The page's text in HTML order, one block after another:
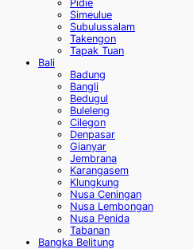
Pidie
Simeulue
Subulussalam
Takengon
Tapak Tuan
Bali
Badung
Bangli
Bedugul
Buleleng
Cilegon
Denpasar
Gianyar
Jembrana
Karangasem
Klungkung
Nusa Ceningan
Nusa Lembongan
Nusa Penida
Tabanan
Bangka Belitung